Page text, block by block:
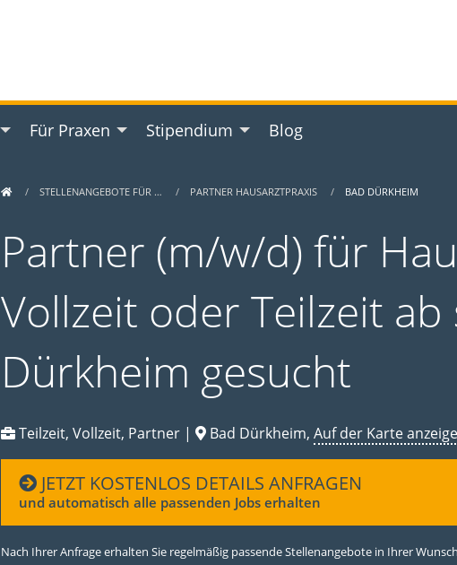
Für Praxen Stipendium Blog
STELLENANGEBOTE FÜR … PARTNER HAUSARZTPRAXIS BAD DÜRKHEIM
Partner (m/w/d) für
Vollzeit oder Teilzeit
Dürkheim gesucht
Teilzeit, Vollzeit, Partner | Bad Dürkheim, Auf der Karte
JETZT KOSTENLOS DETAILS ANFRAGEN
und automatisch alle passenden Jobs erhalten
Nach Ihrer Anfrage erhalten Sie regelmäßig passende Stellenangebote in Ihrer